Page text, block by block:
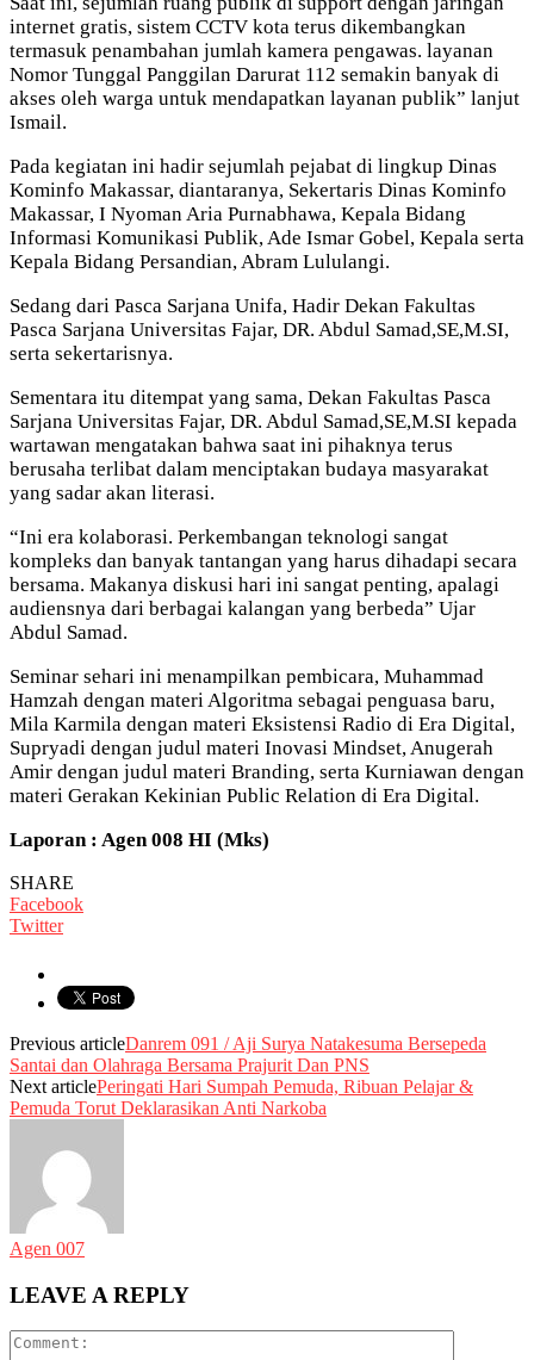
internet gratis, sistem CCTV kota terus dikembangkan
termasuk penambahan jumlah kamera pengawas. layanan
Nomor Tunggal Panggilan Darurat 112 semakin banyak di
akses oleh warga untuk mendapatkan layanan publik” lanjut
Ismail.
Pada kegiatan ini hadir sejumlah pejabat di lingkup Dinas
Kominfo Makassar, diantaranya, Sekertaris Dinas Kominfo
Makassar, I Nyoman Aria Purnabhawa, Kepala Bidang
Informasi Komunikasi Publik, Ade Ismar Gobel, Kepala serta
Kepala Bidang Persandian, Abram Lululangi.
Sedang dari Pasca Sarjana Unifa, Hadir Dekan Fakultas
Pasca Sarjana Universitas Fajar, DR. Abdul Samad,SE,M.SI,
serta sekertarisnya.
Sementara itu ditempat yang sama, Dekan Fakultas Pasca
Sarjana Universitas Fajar, DR. Abdul Samad,SE,M.SI kepada
wartawan mengatakan bahwa saat ini pihaknya terus
berusaha terlibat dalam menciptakan budaya masyarakat
yang sadar akan literasi.
“Ini era kolaborasi. Perkembangan teknologi sangat
kompleks dan banyak tantangan yang harus dihadapi secara
bersama. Makanya diskusi hari ini sangat penting, apalagi
audiensnya dari berbagai kalangan yang berbeda” Ujar
Abdul Samad.
Seminar sehari ini menampilkan pembicara, Muhammad
Hamzah dengan materi Algoritma sebagai penguasa baru,
Mila Karmila dengan materi Eksistensi Radio di Era Digital,
Supryadi dengan judul materi Inovasi Mindset, Anugerah
Amir dengan judul materi Branding, serta Kurniawan dengan
materi Gerakan Kekinian Public Relation di Era Digital.
Laporan : Agen 008 HI (Mks)
SHARE
Facebook
Twitter
Previous articleDanrem 091 / Aji Surya Natakesuma Bersepeda
Santai dan Olahraga Bersama Prajurit Dan PNS
Next articlePeringati Hari Sumpah Pemuda, Ribuan Pelajar &
Pemuda Torut Deklarasikan Anti Narkoba
Agen 007
LEAVE A REPLY